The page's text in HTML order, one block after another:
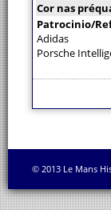
Cor nas
Patrocinio/
Adidas
Porsche
© 2013 Le Mans